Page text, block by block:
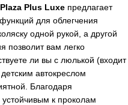
Plaza Plus Luxe предлагает
для облегчения
одной рукой, а другой
позволит вам легко
ли вы с люлькой (входит
автокреслом
Благодаря
к проколам